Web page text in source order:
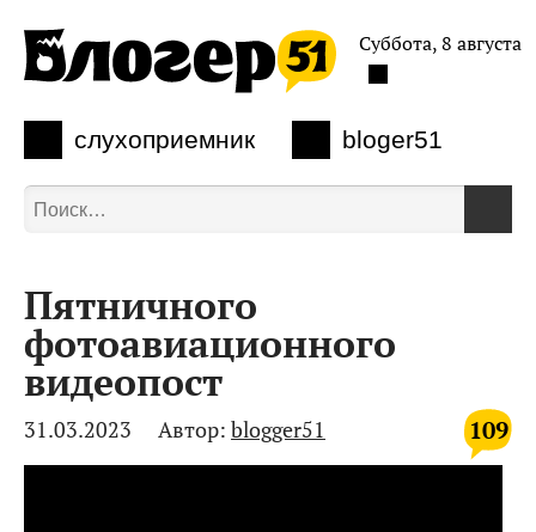
слухоприемник bloger51
Суббота, 8 августа
Пятничного
фотоавиационного
видеопост
109
31.03.2023 Автор: blogger51